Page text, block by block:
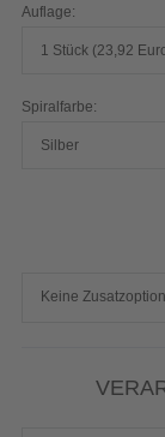
Auflage:
1 Stück (23,92
Spiralfarbe:
Silber
Keine